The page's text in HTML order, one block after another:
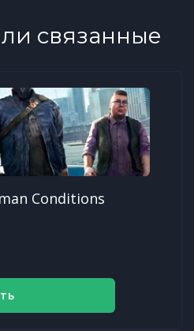
связанные
Conditions